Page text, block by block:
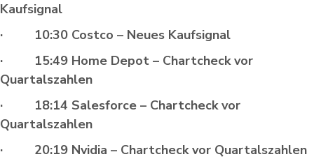
Kaufsignal
· 10:30 Costco – Neues Kaufsignal
· 15:49 Home Depot – Chartcheck vor
Quartalszahlen
· 18:14 Salesforce – Chartcheck vor
Quartalszahlen
· 20:19 Nvidia – Chartcheck vor Quartalszahlen